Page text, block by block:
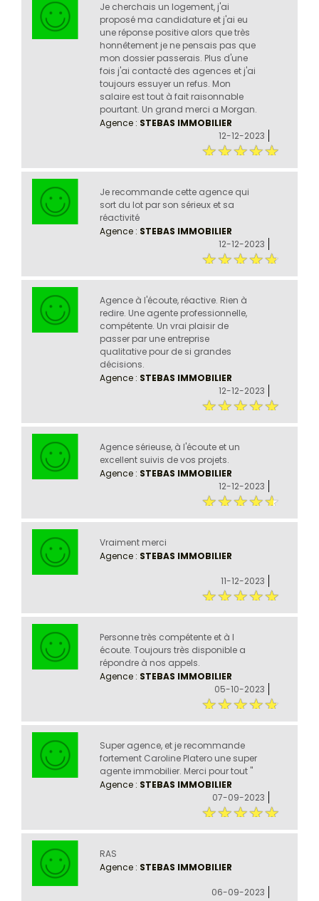
Je cherchais un logement, j'ai
proposé ma candidature et j'ai eu
une réponse positive alors que très
honnêtement je ne pensais pas que
mon dossier passerais. Plus d'une
fois j'ai contacté des agences et j'ai
toujours essuyer un refus. Mon
salaire est tout à fait raisonnable
pourtant. Un grand merci a Morgan.
Agence : STEBAS IMMOBILIER
12-12-2023
Je recommande cette agence qui
sort du lot par son sérieux et sa
réactivité
Agence : STEBAS IMMOBILIER
12-12-2023
Agence à l'écoute, réactive. Rien à
redire. Une agente professionnelle,
compétente. Un vrai plaisir de
passer par une entreprise
qualitative pour de si grandes
décisions.
Agence : STEBAS IMMOBILIER
12-12-2023
Agence sérieuse, à l'écoute et un
excellent suivis de vos projets.
Agence : STEBAS IMMOBILIER
12-12-2023
Vraiment merci
Agence : STEBAS IMMOBILIER
11-12-2023
Personne très compétente et à l
écoute. Toujours très disponible a
répondre à nos appels.
Agence : STEBAS IMMOBILIER
05-10-2023
Super agence, et je recommande
fortement Caroline Platero une super
agente immobilier. Merci pour tout ''
Agence : STEBAS IMMOBILIER
07-09-2023
RAS
Agence : STEBAS IMMOBILIER
06-09-2023